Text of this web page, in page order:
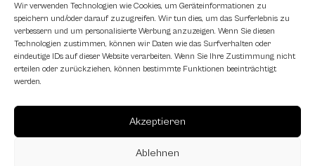
Wir verwenden Technologien wie Cookies, um Geräteinformationen zu
speichern und/oder darauf zuzugreifen. Wir tun dies, um das Surferlebnis zu
verbessern und um personalisierte Werbung anzuzeigen. Wenn Sie diesen
Technologien zustimmen, können wir Daten wie das Surfverhalten oder
eindeutige IDs auf dieser Website verarbeiten. Wenn Sie Ihre Zustimmung nicht
erteilen oder zurückziehen, können bestimmte Funktionen beeinträchtigt
werden.
Akzeptieren
Ablehnen